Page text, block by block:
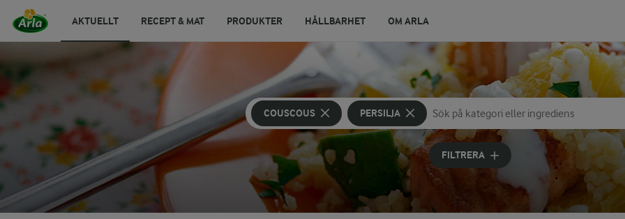
AKTUELLT RECEPT & MAT PRODUKTER HÅLLBARHET OM ARLA
COUSCOUS PERSILJA
Sök på kategori eller ingrediens
Skriv in sökord för att få förslag
FILTRERA